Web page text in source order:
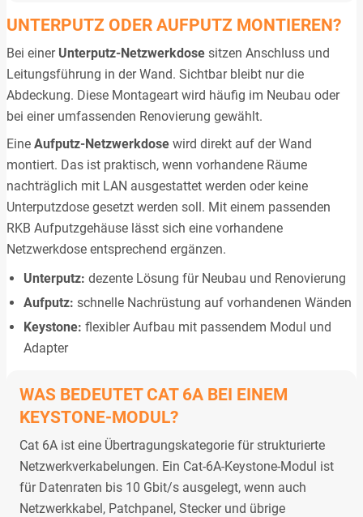
UNTERPUTZ ODER AUFPUTZ MONTIEREN?
Bei einer Unterputz-Netzwerkdose sitzen Anschluss und
Leitungsführung in der Wand. Sichtbar bleibt nur die
Abdeckung. Diese Montageart wird häufig im Neubau oder
bei einer umfassenden Renovierung gewählt.
Eine Aufputz-Netzwerkdose wird direkt auf der Wand
montiert. Das ist praktisch, wenn vorhandene Räume
nachträglich mit LAN ausgestattet werden oder keine
Unterputzdose gesetzt werden soll. Mit einem passenden
RKB Aufputzgehäuse lässt sich eine vorhandene
Netzwerkdose entsprechend ergänzen.
Unterputz: dezente Lösung für Neubau und Renovierung
Aufputz: schnelle Nachrüstung auf vorhandenen Wänden
Keystone: flexibler Aufbau mit passendem Modul und
Adapter
WAS BEDEUTET CAT 6A BEI EINEM
KEYSTONE-MODUL?
Cat 6A ist eine Übertragungskategorie für strukturierte
Netzwerkverkabelungen. Ein Cat-6A-Keystone-Modul ist
für Datenraten bis 10 Gbit/s ausgelegt, wenn auch
Netzwerkkabel, Patchpanel, Stecker und übrige